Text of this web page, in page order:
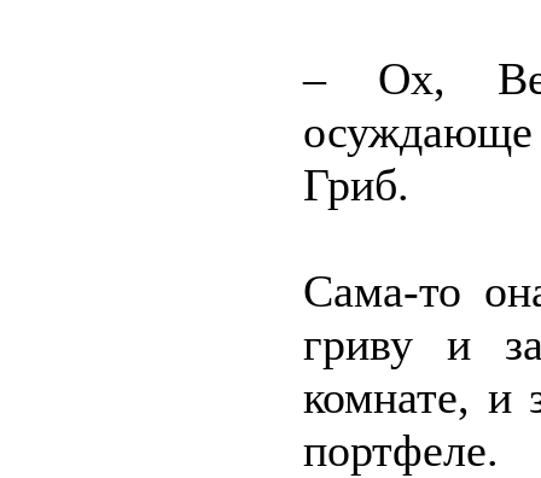
– Ох,
Гриб.
Сама-то
гриву и
комнате, и
портфеле.